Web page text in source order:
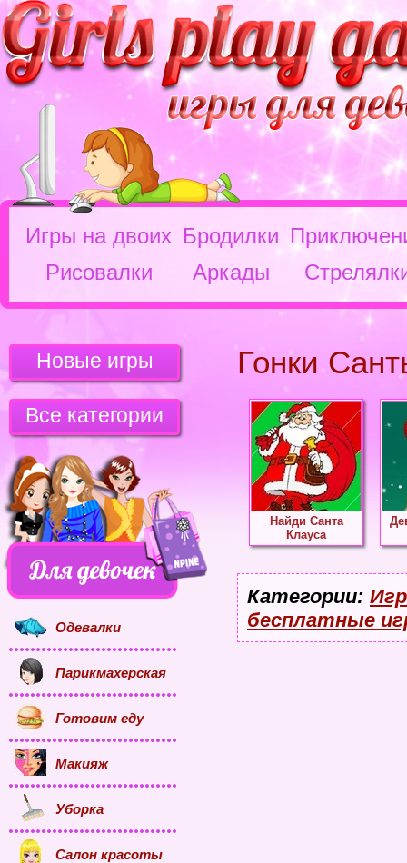
Игры на двоих Бродилки
Рисовалки
Аркады
Гонки
Найди Санта
Клауса
Категории:
бесплатные
Новые игры
Все категории
Одевалки
Парикмахерская
Готовим еду
Макияж
Уборка
Салон красоты